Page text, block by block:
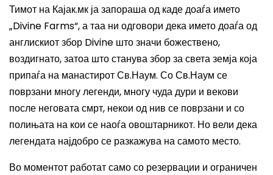
Тимот на Кајак.мк ја запораша од каде доаѓа името
„Divine Farms“, а таа ни одговори дека името доаѓа од
англискиот збор Divine што значи божествено,
воздигнато, затоа што станува збор за света земја која
припаѓа на манастирот Св.Наум. Со Св.Наум се
поврзани многу легенди, многу чуда дури и векови
после неговата смрт, некои од нив се поврзани и со
полињата на кои се наоѓа овоштарникот. Но вели дека
легендата најдобро се разкажува на самото место.
Во моментот работат само со резервации и ограничен